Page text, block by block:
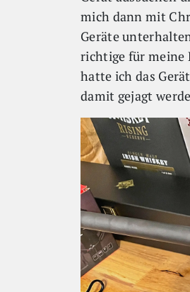
mich dann mit
Geräte
richtige für meine
hatte ich das
damit gejagt